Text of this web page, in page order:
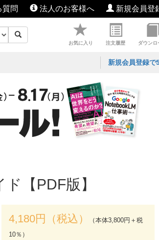
質問 法人のお客様へ 新規会員登
お気に入り 注文履歴 ダウンロ
新規会員登録で
【PDF版】
4,180円（税込）
（本体3,800円＋税
10％）